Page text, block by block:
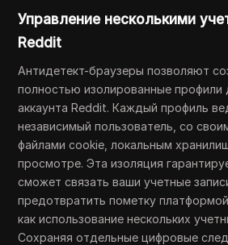
Управление несколькими
Reddit
Антидетект-браузеры позволяют
полностью изолированные профили
аккаунта Reddit. Каждый профиль
независимый пользователь, со
файлами cookie, локальным
просмотре. Эта изоляция
сможет связать ваши учетные
предотвратить пометку
как использование нескольких
Сохраняя отдельные цифровые